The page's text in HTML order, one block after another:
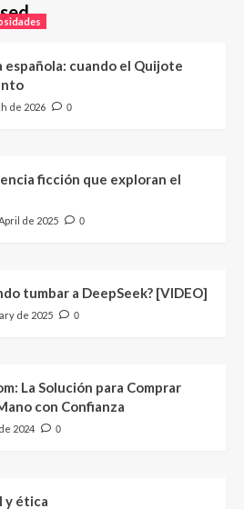
española: cuando el Quijote
de 2026 0
ficción que exploran el
de 2025 0
tumbar a DeepSeek? [VIDEO]
de 2025 0
La Solución para Comprar
con Confianza
2024 0
y ética